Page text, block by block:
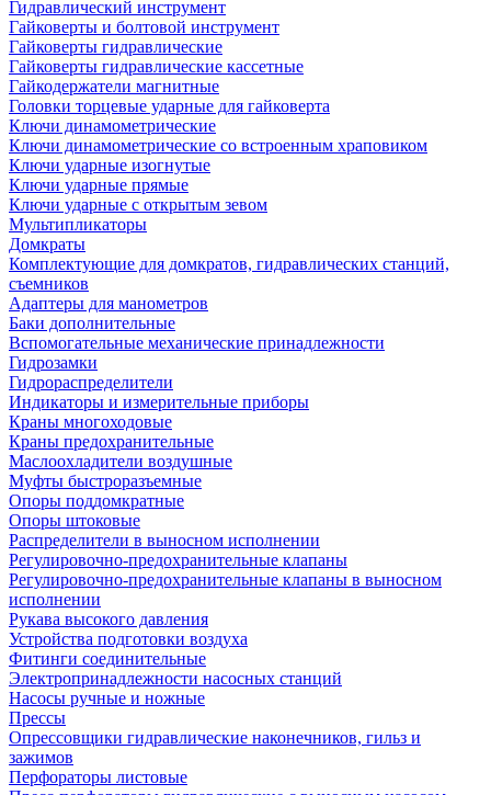
Гидравлический инструмент
Гайковерты и болтовой инструмент
Гайковерты гидравлические
Гайковерты гидравлические кассетные
Гайкодержатели магнитные
Головки торцевые ударные для гайковерта
Ключи динамометрические
Ключи динамометрические со встроенным храповиком
Ключи ударные изогнутые
Ключи ударные прямые
Ключи ударные с открытым зевом
Мультипликаторы
Домкраты
Комплектующие для домкратов, гидравлических станций,
съемников
Адаптеры для манометров
Баки дополнительные
Вспомогательные механические принадлежности
Гидрозамки
Гидрораспределители
Индикаторы и измерительные приборы
Краны многоходовые
Краны предохранительные
Маслоохладители воздушные
Муфты быстроразъемные
Опоры поддомкратные
Опоры штоковые
Распределители в выносном исполнении
Регулировочно-предохранительные клапаны
Регулировочно-предохранительные клапаны в выносном
исполнении
Рукава высокого давления
Устройства подготовки воздуха
Фитинги соединительные
Электропринадлежности насосных станций
Насосы ручные и ножные
Прессы
Опрессовщики гидравлические наконечников, гильз и
зажимов
Перфораторы листовые